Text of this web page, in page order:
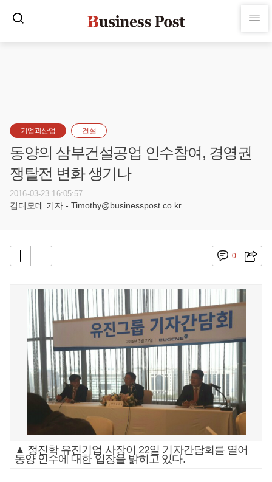
기업과산업 건설
동양의 삼부건설공업 인수참여, 경영권
쟁탈전 변화 생기나
2016-03-23 16:05:57
김디모데 기자 - Timothy@businesspost.co.kr
0
▲ 정진학 유진기업 사장이 22일 기자간담회를 열어
동양 인수에 대한 입장을 밝히고 있다.